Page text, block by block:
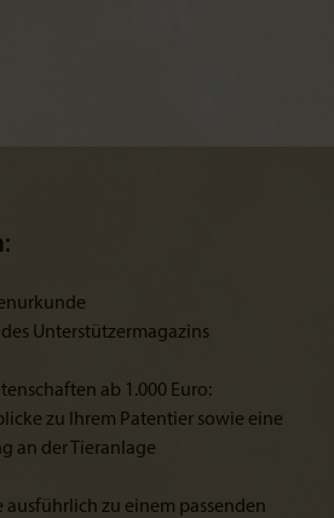
die Möglichkeit den
Futterkorb“ zu unterstützen.
Unterstützermagazins
ab 1.000 Euro:
zu Ihrem Patentier sowie eine
an der Tieranlage
ausführlich zu einem passenden